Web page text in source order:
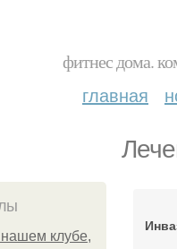
фитнес дома.
главная
клубе,